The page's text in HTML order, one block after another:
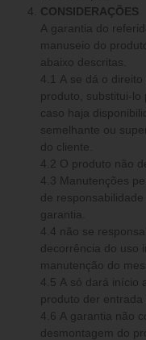
CONSIDERAÇÕES
A garantia do
manuseio do
abaixo descritas.
4.1 A se dá o direito de optar por fazer a reparação do
produto, substitui-lo
caso haja
semelhante ou superior, a se compromete ao
do cliente.
4.2 O produto não
4.3 Manutenções
de
garantia.
4.4 não se responsabiliza por qualquer acidente ocorrido em
decorrência do uso
manutenção do
4.5 A só dará início ao processo de garantia quando o
produto der entrada
4.6 A garantia não
desmontagem do